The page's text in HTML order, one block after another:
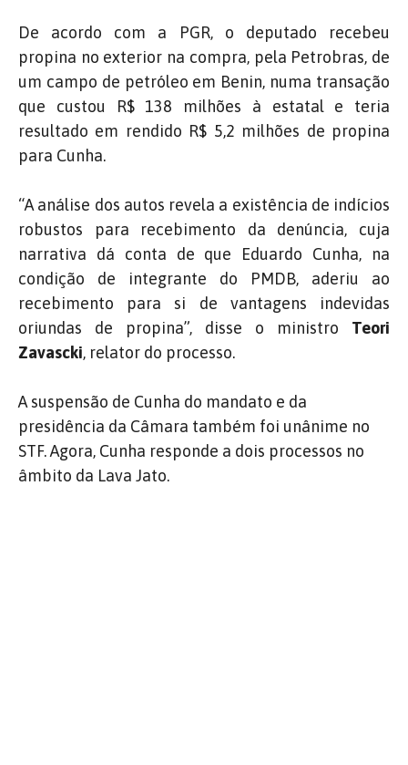
De acordo com a PGR, o deputado recebeu
propina no exterior na compra, pela Petrobras, de
um campo de petróleo em Benin, numa transação
que custou R$ 138 milhões à estatal e teria
resultado em rendido R$ 5,2 milhões de propina
para Cunha.
“A análise dos autos revela a existência de indícios
robustos para recebimento da denúncia, cuja
narrativa dá conta de que Eduardo Cunha, na
condição de integrante do PMDB, aderiu ao
recebimento para si de vantagens indevidas
oriundas de propina”, disse o ministro Teori
Zavascki, relator do processo.
A suspensão de Cunha do mandato e da
presidência da Câmara também foi unânime no
STF. Agora, Cunha responde a dois processos no
âmbito da Lava Jato.